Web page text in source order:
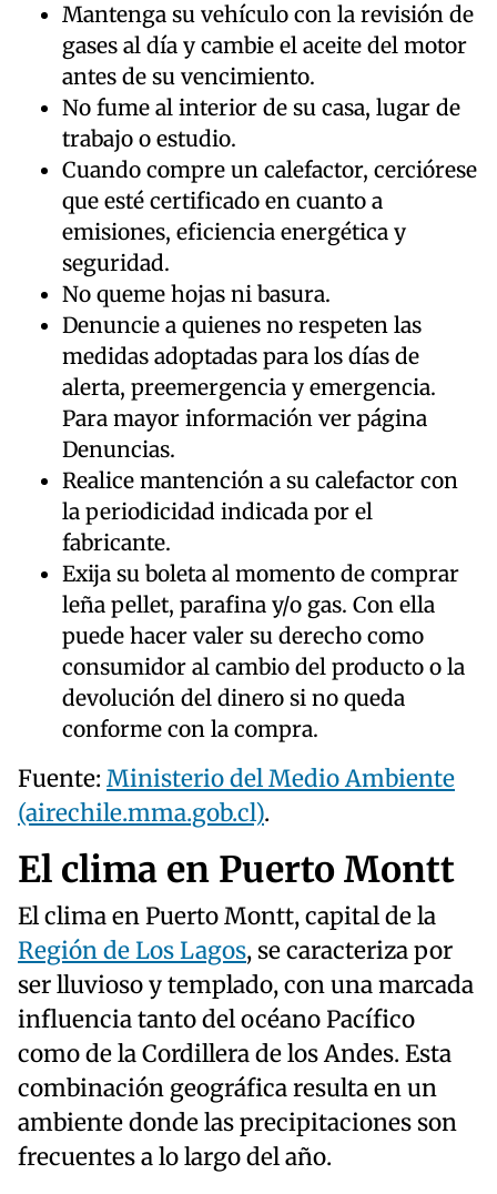
Mantenga su vehículo con la revisión de
gases al día y cambie el aceite del motor
antes de su vencimiento.
No fume al interior de su casa, lugar de
trabajo o estudio.
Cuando compre un calefactor, cerciórese
que esté certificado en cuanto a
emisiones, eficiencia energética y
seguridad.
No queme hojas ni basura.
Denuncie a quienes no respeten las
medidas adoptadas para los días de
alerta, preemergencia y emergencia.
Para mayor información ver página
Denuncias.
Realice mantención a su calefactor con
la periodicidad indicada por el
fabricante.
Exija su boleta al momento de comprar
leña pellet, parafina y/o gas. Con ella
puede hacer valer su derecho como
consumidor al cambio del producto o la
devolución del dinero si no queda
conforme con la compra.
Fuente: Ministerio del Medio Ambiente
(airechile.mma.gob.cl).
El clima en Puerto Montt
El clima en Puerto Montt, capital de la
Región de Los Lagos, se caracteriza por
ser lluvioso y templado, con una marcada
influencia tanto del océano Pacífico
como de la Cordillera de los Andes. Esta
combinación geográfica resulta en un
ambiente donde las precipitaciones son
frecuentes a lo largo del año.